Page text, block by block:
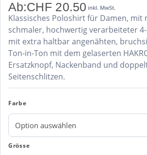
Ab:CHF20.50 inkl. MwSt.
Klassisches Poloshirt für Damen, mit
schmaler, hochwertig verarbeiteter
mit extra haltbar angenähten,
Ton-in-Ton mit dem gelaserten
Ersatzknopf, Nackenband und
Seitenschlitzen.
Farbe
Grösse